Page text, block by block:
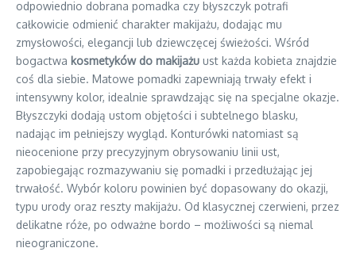
odpowiednio dobrana pomadka czy błyszczyk potrafi
całkowicie odmienić charakter makijażu, dodając mu
zmysłowości, elegancji lub dziewczęcej świeżości. Wśród
bogactwa kosmetyków do makijażu ust każda kobieta znajdzie
coś dla siebie. Matowe pomadki zapewniają trwały efekt i
intensywny kolor, idealnie sprawdzając się na specjalne okazje.
Błyszczyki dodają ustom objętości i subtelnego blasku,
nadając im pełniejszy wygląd. Konturówki natomiast są
nieocenione przy precyzyjnym obrysowaniu linii ust,
zapobiegając rozmazywaniu się pomadki i przedłużając jej
trwałość. Wybór koloru powinien być dopasowany do okazji,
typu urody oraz reszty makijażu. Od klasycznej czerwieni, przez
delikatne róże, po odważne bordo – możliwości są niemal
nieograniczone.